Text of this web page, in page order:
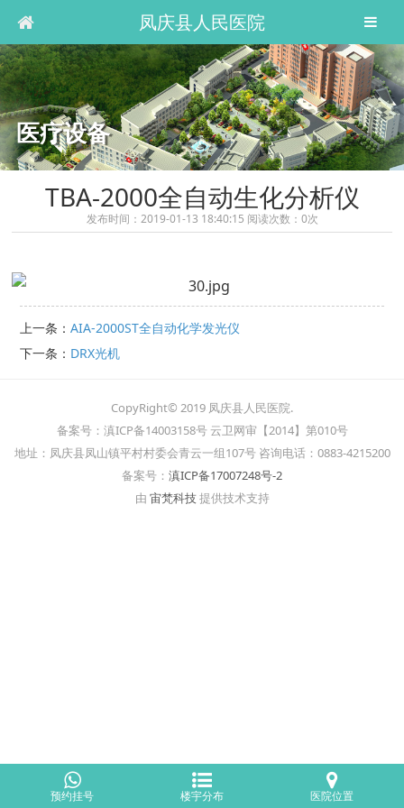
凤庆县人民医院
医疗设备
TBA-2000全自动生化分析仪
发布时间：2019-01-13 18:40:15 阅读次数： 0次
上一条： AIA-2000ST全自动化学发光仪
下一条： DRX光机
CopyRight© 2019 凤庆县人民医院.
备案号：滇ICP备14003158号 云卫网审【2014】第010号
地址：凤庆县凤山镇平村村委会青云一组107号 咨询电话：0883-4215200
备案号： 滇ICP备17007248号-2
由 宙梵科技提供技术支持
预约挂号 楼宇分布 医院位置